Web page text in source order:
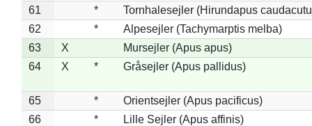
61
*
Tornhalesejler (Hirundapus
62
*
Alpesejler (Tachymarptis melba)
63
X
Mursejler (Apus apus)
64
X * Gråsejler (Apus pallidus)
65 *
Orientsejler (Apus pacificus)
66
*
Lille Sejler (Apus affinis)